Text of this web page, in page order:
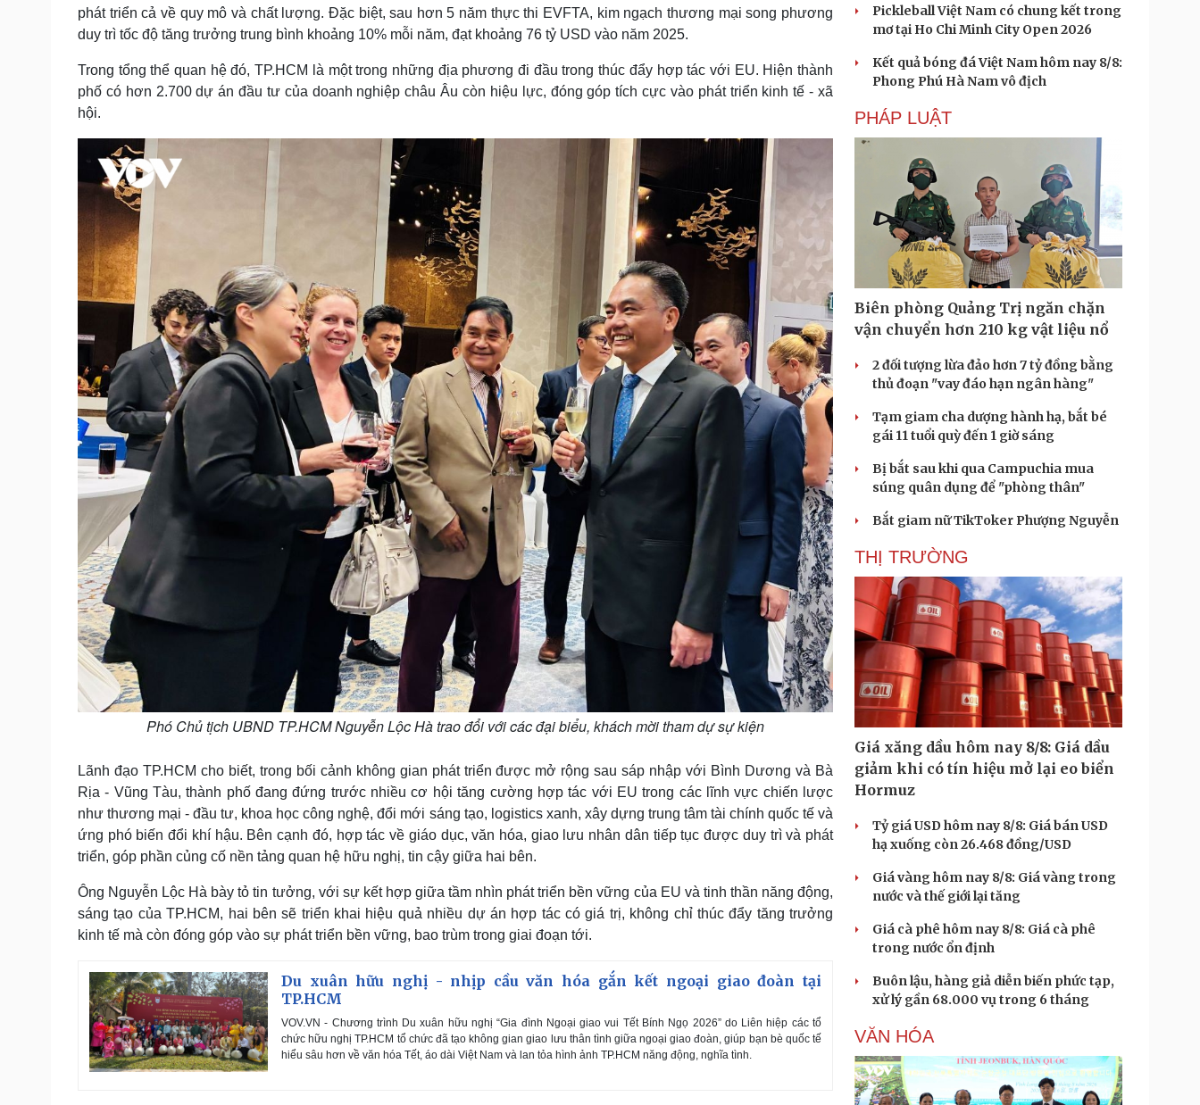
phát triển cả về quy mô và chất lượng. Đặc biệt, sau hơn 5 năm thực thi EVFTA, kim ngạch thương mại song phương
duy trì tốc độ tăng trưởng trung bình khoảng 10% mỗi năm, đạt khoảng 76 tỷ USD vào năm 2025.
Trong tổng thể quan hệ đó, TP.HCM là một trong những địa phương đi đầu trong thúc đẩy hợp tác với EU. Hiện thành
phố có hơn 2.700 dự án đầu tư của doanh nghiệp châu Âu còn hiệu lực, đóng góp tích cực vào phát triển kinh tế - xã
hội.
Phó Chủ tịch UBND TP.HCM Nguyễn Lộc Hà trao đổi với các đại biểu, khách mời tham dự sự kiện
Lãnh đạo TP.HCM cho biết, trong bối cảnh không gian phát triển được mở rộng sau sáp nhập với Bình Dương và Bà
Rịa - Vũng Tàu, thành phố đang đứng trước nhiều cơ hội tăng cường hợp tác với EU trong các lĩnh vực chiến lược
như thương mại - đầu tư, khoa học công nghệ, đổi mới sáng tạo, logistics xanh, xây dựng trung tâm tài chính quốc tế và
ứng phó biến đổi khí hậu. Bên cạnh đó, hợp tác về giáo dục, văn hóa, giao lưu nhân dân tiếp tục được duy trì và phát
triển, góp phần củng cố nền tảng quan hệ hữu nghị, tin cậy giữa hai bên.
Ông Nguyễn Lộc Hà bày tỏ tin tưởng, với sự kết hợp giữa tầm nhìn phát triển bền vững của EU và tinh thần năng động,
sáng tạo của TP.HCM, hai bên sẽ triển khai hiệu quả nhiều dự án hợp tác có giá trị, không chỉ thúc đẩy tăng trưởng
kinh tế mà còn đóng góp vào sự phát triển bền vững, bao trùm trong giai đoạn tới.
Du xuân hữu nghị - nhịp cầu văn hóa gắn kết ngoại giao đoàn tại
TP.HCM
VOV.VN - Chương trình Du xuân hữu nghị “Gia đình Ngoại giao vui Tết Bính Ngọ 2026” do Liên hiệp các tổ
chức hữu nghị TP.HCM tổ chức đã tạo không gian giao lưu thân tình giữa ngoại giao đoàn, giúp bạn bè quốc tế
hiểu sâu hơn về văn hóa Tết, áo dài Việt Nam và lan tỏa hình ảnh TP.HCM năng động, nghĩa tình.
Pickleball Việt Nam có chung kết trong
mơ tại Ho Chi Minh City Open 2026
Kết quả bóng đá Việt Nam hôm nay 8/8:
Phong Phú Hà Nam vô địch
PHÁP LUẬT
Biên phòng Quảng Trị ngăn chặn
vận chuyển hơn 210 kg vật liệu nổ
2 đối tượng lừa đảo hơn 7 tỷ đồng bằng
thủ đoạn "vay đáo hạn ngân hàng"
Tạm giam cha dượng hành hạ, bắt bé
gái 11 tuổi quỳ đến 1 giờ sáng
Bị bắt sau khi qua Campuchia mua
súng quân dụng để "phòng thân"
Bắt giam nữ TikToker Phượng Nguyễn
THỊ TRƯỜNG
Giá xăng dầu hôm nay 8/8: Giá dầu
giảm khi có tín hiệu mở lại eo biển
Hormuz
Tỷ giá USD hôm nay 8/8: Giá bán USD
hạ xuống còn 26.468 đồng/USD
Giá vàng hôm nay 8/8: Giá vàng trong
nước và thế giới lại tăng
Giá cà phê hôm nay 8/8: Giá cà phê
trong nước ổn định
Buôn lậu, hàng giả diễn biến phức tạp,
xử lý gần 68.000 vụ trong 6 tháng
VĂN HÓA